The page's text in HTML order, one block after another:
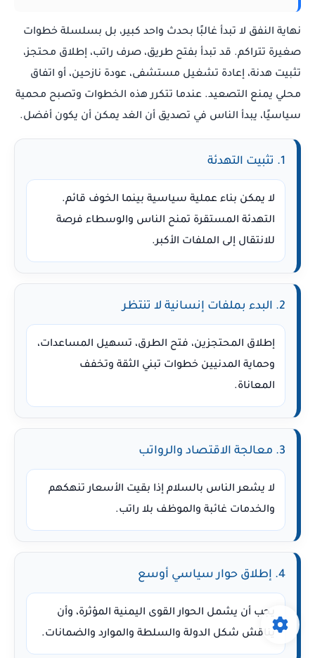
نهاية النفق لا تبدأ غالبًا بحدث واحد كبير، بل بسلسلة خطوات
صغيرة تتراكم. قد تبدأ بفتح طريق، صرف راتب، إطلاق محتجز،
تثبيت هدنة، إعادة تشغيل مستشفى، عودة نازحين، أو اتفاق
محلي يمنع التصعيد. عندما تتكرر هذه الخطوات وتصبح محمية
سياسيًا، يبدأ الناس في تصديق أن الغد يمكن أن يكون أفضل.
1. تثبيت التهدئة
لا يمكن بناء عملية سياسية بينما الخوف قائم.
التهدئة المستقرة تمنح الناس والوسطاء فرصة
للانتقال إلى الملفات الأكبر.
2. البدء بملفات إنسانية لا تنتظر
إطلاق المحتجزين، فتح الطرق، تسهيل المساعدات،
وحماية المدنيين خطوات تبني الثقة وتخفف
المعاناة.
3. معالجة الاقتصاد والرواتب
لا يشعر الناس بالسلام إذا بقيت الأسعار تنهكهم
والخدمات غائبة والموظف بلا راتب.
4. إطلاق حوار سياسي أوسع
يجب أن يشمل الحوار القوى اليمنية المؤثرة، وأن
يناقش شكل الدولة والسلطة والموارد والضمانات.